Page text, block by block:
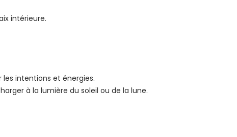
intérieure.
intentions et énergies.
à la lumière du soleil ou de la lune.